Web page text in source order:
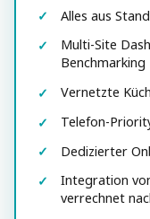
Alles aus
Multi-Site
Benchmarking
Vernetzte
Telefon-
Dedizierter
Integration
verrechnet